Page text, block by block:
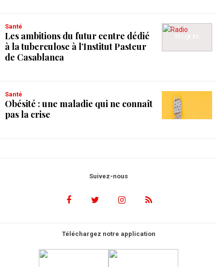
Santé
Les ambitions du futur centre dédié
à la tuberculose à l’Institut Pasteur
de Casablanca
Santé
Obésité : une maladie qui ne connaît
pas la crise
Suivez-nous
Téléchargez notre application